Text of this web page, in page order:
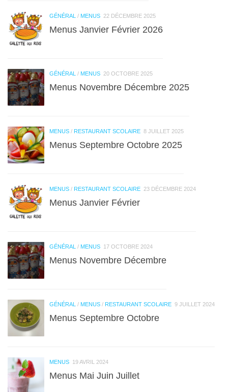
GÉNÉRAL / MENUS 22 DÉCEMBRE 2025
Menus Janvier Février 2026
GÉNÉRAL / MENUS 20 OCTOBRE 2025
Menus Novembre Décembre 2025
MENUS / RESTAURANT SCOLAIRE 8 JUILLET 2025
Menus Septembre Octobre 2025
MENUS / RESTAURANT SCOLAIRE 23 DÉCEMBRE 2024
Menus Janvier Février
GÉNÉRAL / MENUS 17 OCTOBRE 2024
Menus Novembre Décembre
GÉNÉRAL / MENUS / RESTAURANT SCOLAIRE 9 JUILLET 2024
Menus Septembre Octobre
MENUS 19 AVRIL 2024
Menus Mai Juin Juillet